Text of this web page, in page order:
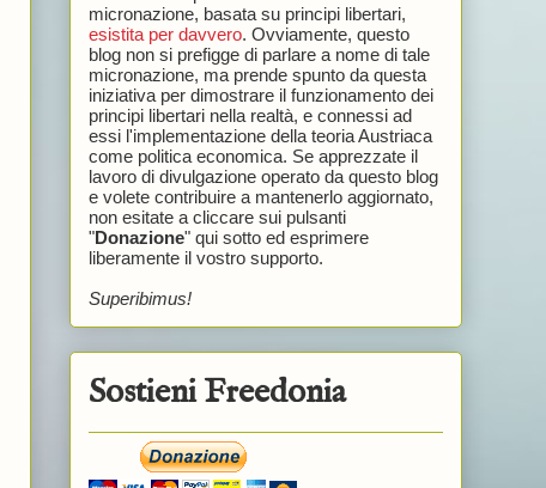
micronazione, basata su principi libertari,
esistita per davvero. Ovviamente, questo
blog non si prefigge di parlare a nome di tale
micronazione, ma prende spunto da questa
iniziativa per dimostrare il funzionamento dei
principi libertari nella realtà, e connessi ad
essi l'implementazione della teoria Austriaca
come politica economica. Se apprezzate il
lavoro di divulgazione operato da questo blog
e volete contribuire a mantenerlo aggiornato,
non esitate a cliccare sui pulsanti
"Donazione" qui sotto ed esprimere
liberamente il vostro supporto.
Superibimus!
Sostieni Freedonia